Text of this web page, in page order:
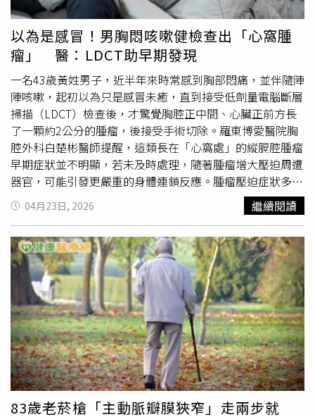
床觀察中，有助於降低術後疼痛感，並減少肺部併發症的發
生風險。林先生術後隔天即能下床活動，他自述疼痛程度遠
低於預期，在醫護團隊的密切照護下穩定出院。菸酒檳榔高
風險群 需排定期篩檢 翁任康醫師提醒，臺灣食道癌患者
有九成以上屬於鱗狀上皮細胞癌，其成因與生活習慣密切相
關。香菸、酒精與檳榔中的致癌物質會對食道黏膜造成長期
刺激。即便像林先生一樣已經戒除多年，過去數十年累積的
風險依然存在，不可掉以輕心。若能在早期發現食道癌，透
過手術切除後的觀察顯示，患者不僅能保有良好的生活品
質，存活率也相對理想。翁任康醫師建議，凡是有抽菸、喝
酒或嚼檳榔習慣的高風險族群，年過四十歲後應定期安排上
消化道內視鏡（胃鏡）檢查。若日常出現吞嚥不適、胸口悶
痛或不明原因體重減輕，應儘速就醫專業評估。【延伸閱
讀】「趁熱吃」恐引食道癌！醫籲：「這樣吃」養成良好飲
食習慣 遠離癌風險以為胃食道逆流竟是第三期食道癌 微
創手術重建老菸槍食道保命
https://www.healthnews.com.tw/readnews.php?
id=68355
以為是感冒！男胸悶咳嗽健檢查出「心窩腫
瘤」 醫：LDCT助早期發現
一名43歲黃姓男子，近半年來時常感到胸部悶痛，並伴隨陣
陣咳嗽，起初以為只是感冒未癒，直到接受低劑量電腦斷層
掃描（LDCT）檢查後，才驚覺胸腔正中間、心臟正前方長
了一顆約2公分的腫瘤，後接受手術切除。羅東博愛醫院胸
腔外科白楚彬醫師提醒，這類長在「心窩處」的縱膈腔腫瘤
早期症狀並不明顯，若未及時處理，隨著腫瘤增大壓迫周遭
器官，可能引發更嚴重的身體連鎖反應。腫瘤壓迫症狀多
變 胸悶咳嗽到臉腫症狀多元白楚彬醫師指出，縱膈腔位於
兩側肺臟之間，內部包含心臟、大血管、氣管、食道及胸腺
等重要器官。他進一步解釋提到，人體的胸腺在青春期後應
逐漸萎縮退化為脂肪組織，但若退化不全產生病變，就可能
演變為腫瘤。羅東博愛醫院胸腔外科白楚彬醫師提醒，並非
所有檢查出來的腫瘤都需開刀，建議與醫師針對檢查結果充
分討論治療方式。白楚彬醫師提到，當腫瘤壓迫到氣管或心
臟時，患者會出現胸悶、咳嗽等類似感冒或呼吸道疾病的徵
兆；若壓迫到喉返神經，則可能導致聲音沙啞；最嚴重的情
況是壓迫大靜脈，引發「上腔靜脈症候群」，導致血液回流
受阻，造成頭面部或手部異常腫脹。傳統開胸到微創進化
劍突下手術縮短恢復期針對黃男的案例，醫療團隊評估後採
取「劍突下單孔胸腔鏡手術」。白楚彬醫師表示，傳統
04月23日, 2026 繼續閱讀
83歲老菸槍「主動脈瓣膜狹窄」走兩步就